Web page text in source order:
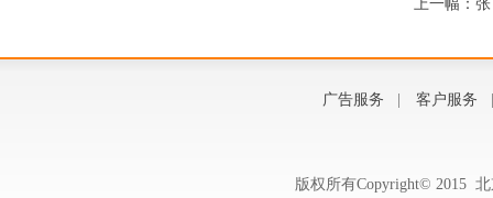
广告服务 客户服务
版权所有Copyright© 2015